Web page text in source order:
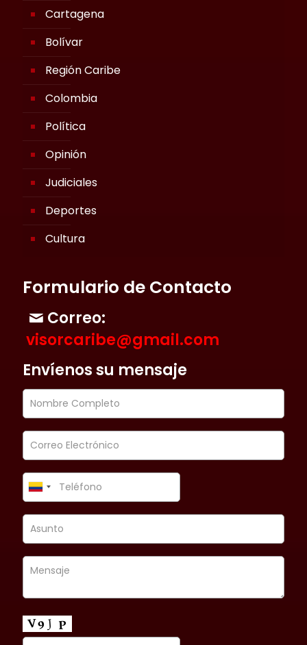
Cartagena
Bolívar
Región Caribe
Colombia
Política
Opinión
Judiciales
Deportes
Cultura
Formulario de Contacto
Correo:
visorcaribe@gmail.com
Envíenos su mensaje